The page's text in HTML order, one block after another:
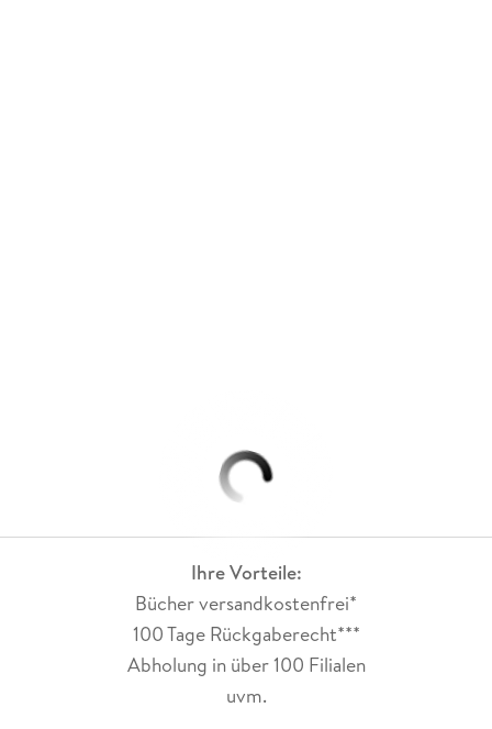
Ihre Vorteile:
Bücher versandkostenfrei*
100 Tage Rückgaberecht***
Abholung in über 100 Filialen
uvm.